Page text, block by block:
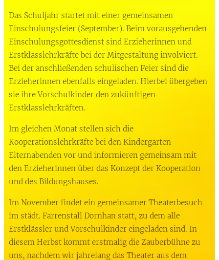
Das Schuljahr startet mit einer gemeinsamen
Einschulungsfeier (September). Beim vorausgehenden
Einschulungsgottesdienst sind Erzieherinnen und
Erstklasslehrkräfte bei der Mitgestaltung involviert.
Bei der anschließenden schulischen Feier sind die
Erzieherinnen ebenfalls eingeladen. Hierbei übergeben
sie ihre Vorschulkinder den zukünftigen
Erstklasslehrkräften.
Im gleichen Monat stellen sich die
Kooperationslehrkräfte bei den Kindergarten-
Elternabenden vor und informieren gemeinsam mit
den Erzieherinnen über das Konzept der Kooperation
und des Bildungshauses.
Im November findet ein gemeinsamer Theaterbesuch
im städt. Farrenstall Dornhan statt, zu dem alle
Erstklässler und Vorschulkinder eingeladen sind. In
diesem Herbst kommt erstmalig die Zauberbühne zu
uns, nachdem wir jahrelang das Theater aus dem